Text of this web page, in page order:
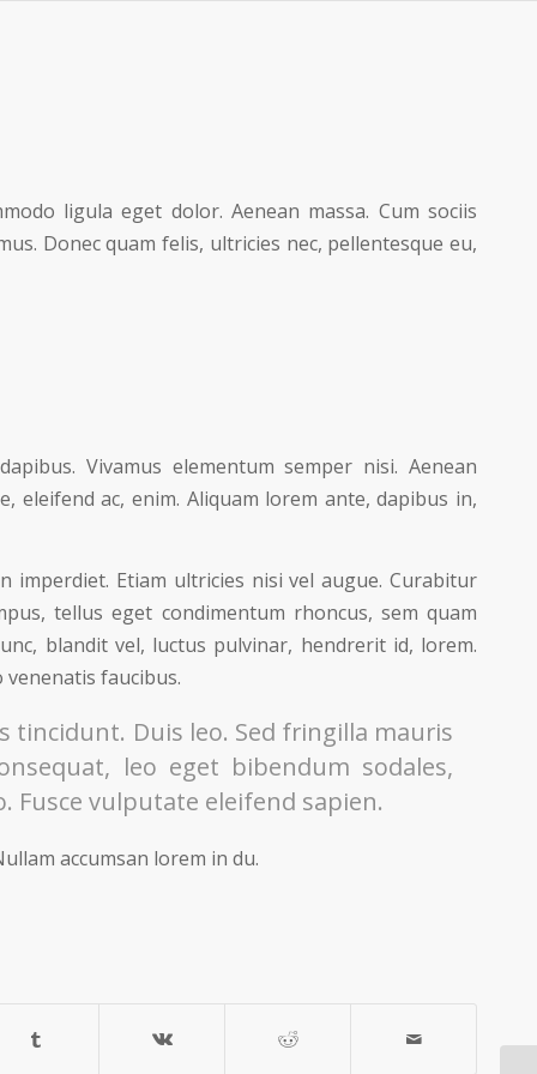
ligula eget dolor. Aenean massa. Cum sociis
Donec quam felis, ultricies nec, pellentesque eu,
Vivamus elementum semper nisi. Aenean
ac, enim. Aliquam lorem ante, dapibus in,
imperdiet. Etiam ultricies nisi vel augue. Curabitur
tellus eget condimentum rhoncus, sem quam
blandit vel, luctus pulvinar, hendrerit id, lorem.
faucibus.
tincidunt. Duis leo. Sed fringilla mauris
leo eget bibendum sodales,
Fusce vulputate eleifend sapien.
accumsan lorem in du.